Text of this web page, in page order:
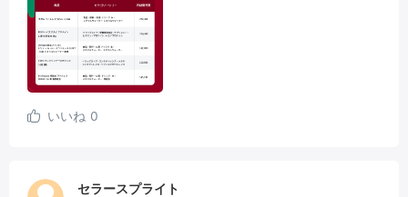
いいね 0
セラースプライト